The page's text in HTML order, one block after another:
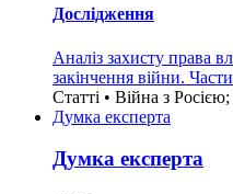
Дослідження
Аналіз захисту права
закінчення війни.
Статті • Війна з
Думка експерта
Думка експерта